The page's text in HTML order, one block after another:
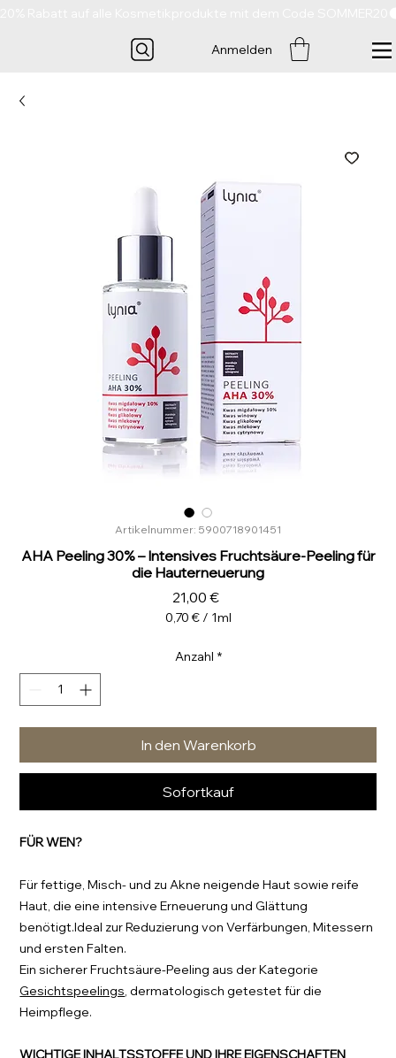
Anmelden
Artikelnummer: 5900718901451
AHA Peeling 30% – Intensives Fruchtsäure-Peeling für
die Hauterneuerung
21,00 €Preis
0,70 € / 1ml
pro
Anzahl *
In den Warenkorb
Sofortkauf
FÜR WEN?
Für fettige, Misch- und zu Akne neigende Haut sowie reife
Haut, die eine intensive Erneuerung und Glättung
benötigt.Ideal zur Reduzierung von Verfärbungen, Mitessern
und ersten Falten.
Ein sicherer Fruchtsäure-Peeling aus der Kategorie
Gesichtspeelings, dermatologisch getestet für die
Heimpflege.